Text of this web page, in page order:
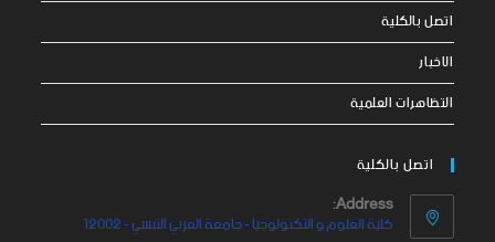
اتصل بالكلية
الاخبار
التظاهرات العلمية
اتصل بالكلية
Address:
كلية العلوم و التكنولوجيا - جامعة العربي التبسي - 12002